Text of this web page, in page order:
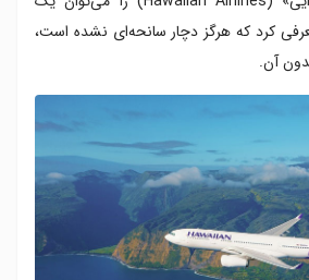
معرفی کرد که هرگز دچار سانحه‌ای نشده است،
آن.